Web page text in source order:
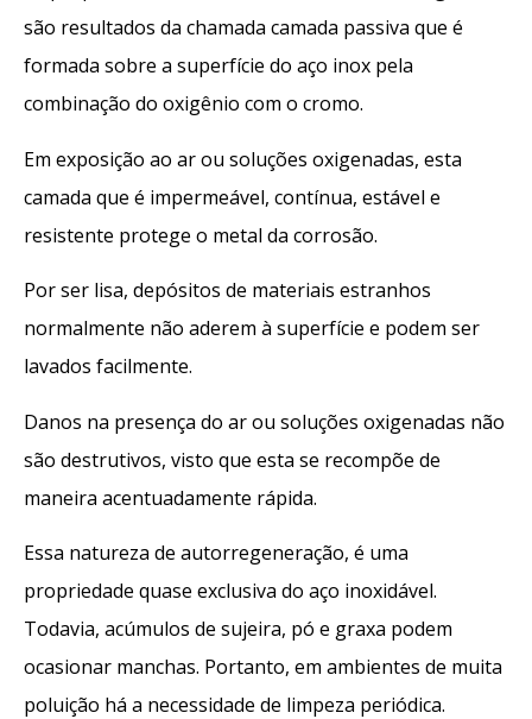
são resultados da chamada camada passiva que é
formada sobre a superfície do aço inox pela
combinação do oxigênio com o cromo.
Em exposição ao ar ou soluções oxigenadas, esta
camada que é impermeável, contínua, estável e
resistente protege o metal da corrosão.
Por ser lisa, depósitos de materiais estranhos
normalmente não aderem à superfície e podem ser
lavados facilmente.
Danos na presença do ar ou soluções oxigenadas não
são destrutivos, visto que esta se recompõe de
maneira acentuadamente rápida.
Essa natureza de autorregeneração, é uma
propriedade quase exclusiva do aço inoxidável.
Todavia, acúmulos de sujeira, pó e graxa podem
ocasionar manchas. Portanto, em ambientes de muita
poluição há a necessidade de limpeza periódica.